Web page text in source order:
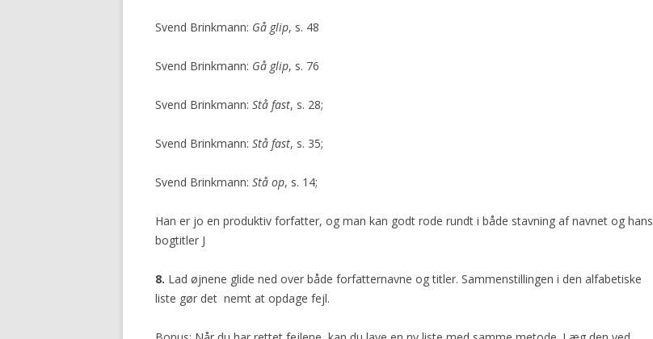
Svend Brinkmann: Gå glip, s. 48
Svend Brinkmann: Gå glip, s. 76
Svend Brinkmann: Stå fast, s. 28;
Svend Brinkmann: Stå fast, s. 35;
Svend Brinkmann: Stå op, s. 14;
Han er jo en produktiv forfatter, og man kan godt rode rundt i både stavning af navnet og hans
bogtitler J
8. Lad øjnene glide ned over både forfatternavne og titler. Sammenstillingen i den alfabetiske
liste gør det nemt at opdage fejl.